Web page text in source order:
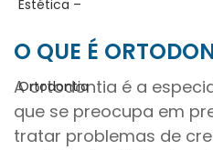
O QUE É
A ortodontia é a
que se preocupa em
tratar problemas de